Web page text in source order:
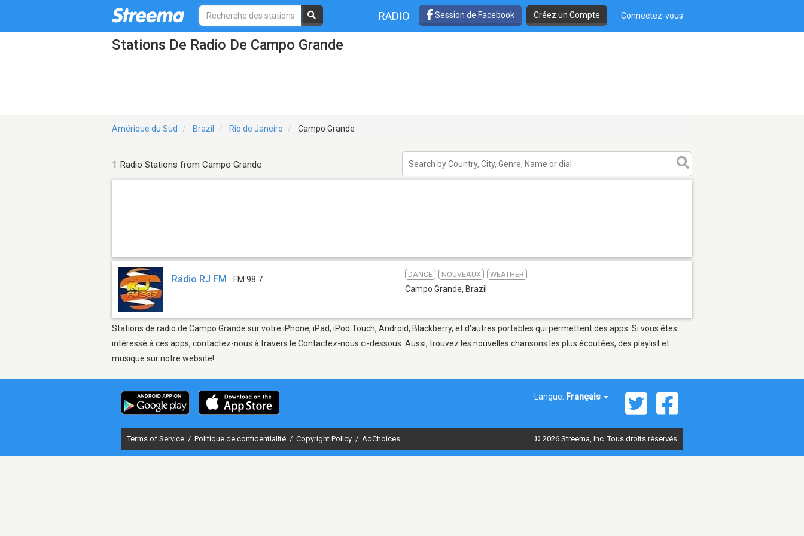
RADIO Session de Facebook Créez un Compte Connectez-vous
Stations De Radio De Campo Grande
Amérique du Sud Brazil Rio de Janeiro Campo Grande
1 Radio Stations from Campo Grande
Rádio RJ FM FM 98.7
DANCE NOUVEAUX WEATHER
Campo Grande, Brazil
Stations de radio de Campo Grande sur votre iPhone, iPad, iPod Touch, Android, Blackberry, et d'autres portables qui permettent des apps. Si vous êtes
intéressé à ces apps, contactez-nous à travers le Contactez-nous ci-dessous. Aussi, trouvez les nouvelles chansons les plus écoutées, des playlist et
musique sur notre website!
Langue: Français
Terms of Service / Politique de confidentialité / Copyright Policy / AdChoices © 2026 Streema, Inc. Tous droits réservés